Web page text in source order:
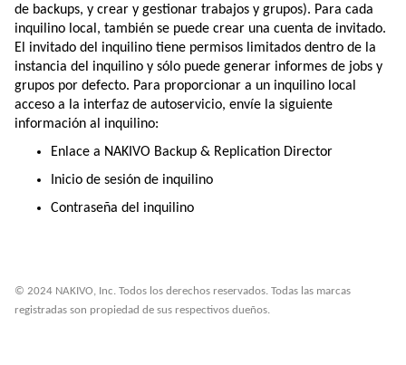
de backups, y crear y gestionar trabajos y grupos). Para cada
inquilino local, también se puede crear una cuenta de invitado.
El invitado del inquilino tiene permisos limitados dentro de la
instancia del inquilino y sólo puede generar informes de jobs y
grupos por defecto. Para proporcionar a un inquilino local
acceso a la interfaz de autoservicio, envíe la siguiente
información al inquilino:
Enlace a NAKIVO Backup & Replication Director
Inicio de sesión de inquilino
Contraseña del inquilino
© 2024 NAKIVO, Inc. Todos los derechos reservados. Todas las marcas
registradas son propiedad de sus respectivos dueños.